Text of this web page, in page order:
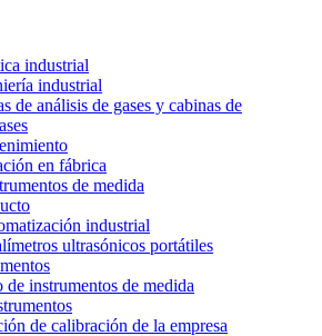
industrial
industrial
de análisis de gases y cabinas de
en fábrica
de medida
industrial
ultrasónicos portátiles
de instrumentos de medida
de calibración de la empresa